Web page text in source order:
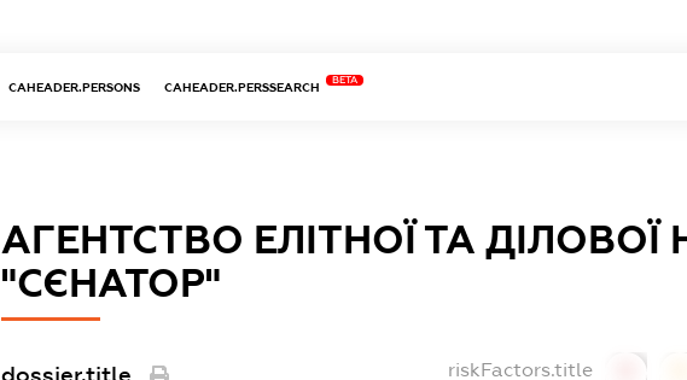
CAHEADER.PERSONS CAHEADER.PERSSEARCH
BETA
АГЕНТСТВО ЕЛІТНОЇ ТА ДІЛОВОЇ
"СЄНАТОР"
riskFactors.title